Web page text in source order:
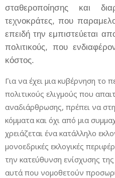
σταθεροποίησης και
τεχνοκράτες, που
επειδή την εμπιστεύεται
πολιτικούς, που
κόστος.
Για να έχει μια κυβέρνηση το
πολιτικούς ελιγμούς που
αναδιάρθρωσης, πρέπει να
κόμματα και όχι από μια
χρειάζεται ένα κατάλληλο
μονοεδρικές εκλογικές
την κατεύθυνση ενίσχυσης της
αυτά που νομοθετούν